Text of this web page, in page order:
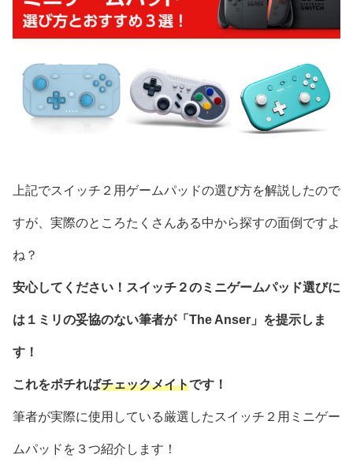
上記でスイッチ２用ゲームパッドの選び方を解説したので
すが、実際のところたくさんある中から探すの面倒ですよ
ね？
安心してください！スイッチ２のミニゲームパッド選びに
は１ミリの妥協のない筆者が「The Anser」を提示しま
す！
これをポチればチェックメイトです！
筆者が実際に使用している厳選したスイッチ２用ミニゲー
ムパッドを３つ紹介します！